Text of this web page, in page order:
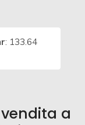
: 133.64
a